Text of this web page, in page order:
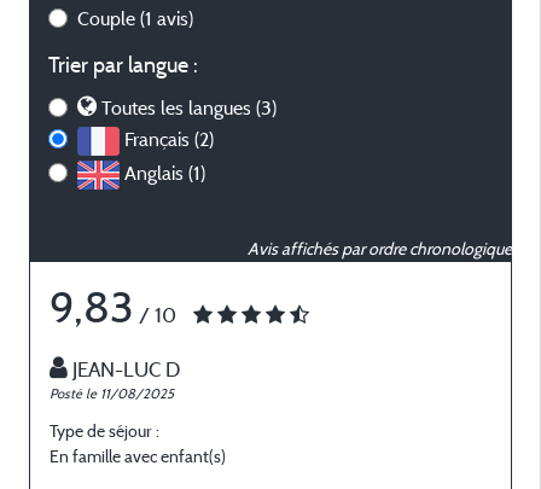
Couple (1 avis)
Trier par langue :
Toutes les langues (3)
Français (2)
Anglais (1)
Avis affichés par ordre chronologique
9,83 / 10
JEAN-LUC D
Posté le 11/08/2025
Type de séjour :
En famille avec enfant(s)